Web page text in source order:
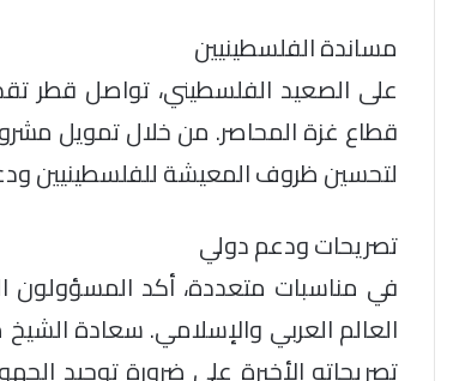
مساندة الفلسطينيين
على الصعيد الفلسطيني، تواصل قطر
قطاع غزة المحاصر. من خلال تمويل
لتحسين ظروف المعيشة للفلسطينيين
تصريحات ودعم دولي
في مناسبات متعددة، أكد المسؤولون
العالم العربي والإسلامي. سعادة
تصريحاته الأخيرة على ضرورة توحيد